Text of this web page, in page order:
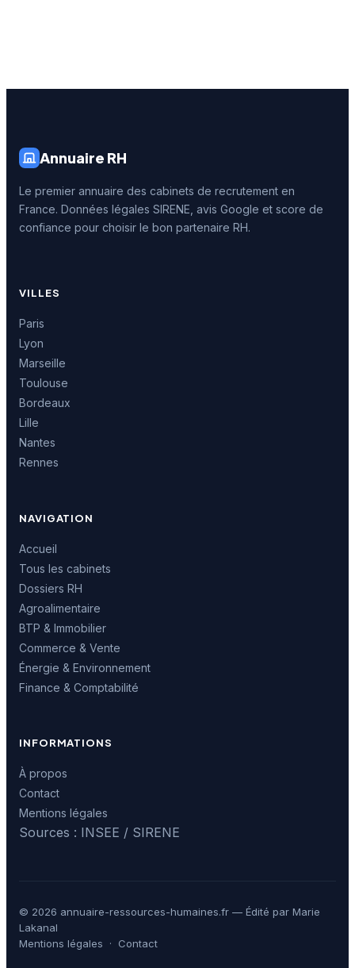
Annuaire RH
Le premier annuaire des cabinets de recrutement en
France. Données légales SIRENE, avis Google et score de
confiance pour choisir le bon partenaire RH.
VILLES
Paris
Lyon
Marseille
Toulouse
Bordeaux
Lille
Nantes
Rennes
NAVIGATION
Accueil
Tous les cabinets
Dossiers RH
Agroalimentaire
BTP & Immobilier
Commerce & Vente
Énergie & Environnement
Finance & Comptabilité
INFORMATIONS
À propos
Contact
Mentions légales
Sources : INSEE / SIRENE
© 2026 annuaire-ressources-humaines.fr — Édité par Marie
Lakanal
Mentions légales · Contact